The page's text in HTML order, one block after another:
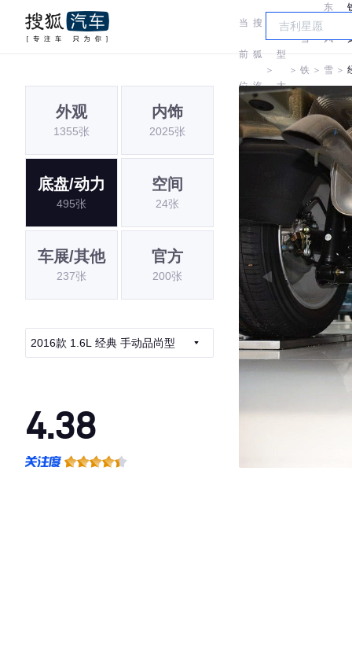
当
前
位
搜
狐
汽
车
＞
车
型
大
全
＞
雪
铁
龙
＞
东
风
雪
铁
龙
＞
外观
1355张
内饰
2025张
底盘/动力
495张
空间
24张
车展/其他
237张
官方
200张
2016款 1.6L 经典 手动品尚型
4.38